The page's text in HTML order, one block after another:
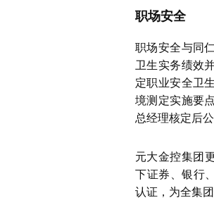
职场安全
职场安全与同
卫生实务绩效
定职业安全卫
境测定实施要
总经理核定后公
元大金控集团
下证券、银行
认证，为全集